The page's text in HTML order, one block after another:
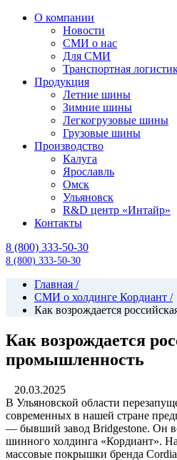
О компании
Новости
СМИ о нас
Для СМИ
Транспортная
Продукция
Летние шины
Зимние шины
Легкогрузовые шины
Грузовые шины
Производство
Калуга
Ярославль
Омск
Ульяновск
R&D центр «Интайр»
Контакты
8 (800) 333-50-30
8 (800) 333-50-30
Главная /
СМИ о холдинге Кордиант /
Как возрождается
Как возрождается
промышленность
20.03.2025
В Ульяновской области
современных в нашей стране
— бывший завод Bridgestone. Он
шинного холдинга «Кордиант».
массовые покрышки бренда